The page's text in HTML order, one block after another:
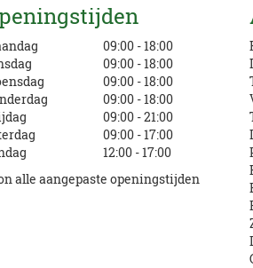
09:00 - 18:00
09:00 - 18:00
09:00 - 18:00
09:00 - 18:00
09:00 - 21:00
09:00 - 17:00
12:00 - 17:00
alle aangepaste openingstijden